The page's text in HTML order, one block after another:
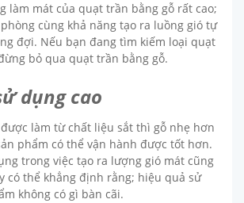
làm mát của quạt trần bằng gỗ rất cao;
cùng khả năng tạo ra luồng gió tự
đợi. Nếu bạn đang tìm kiếm loại quạt
bỏ qua quạt trần bằng gỗ.
dụng cao
làm từ chất liệu sắt thì gỗ nhẹ hơn
phẩm có thể vận hành được tốt hơn.
trong việc tạo ra lượng gió mát cũng
có thể khẳng định rằng; hiệu quả sử
không có gì bàn cãi.